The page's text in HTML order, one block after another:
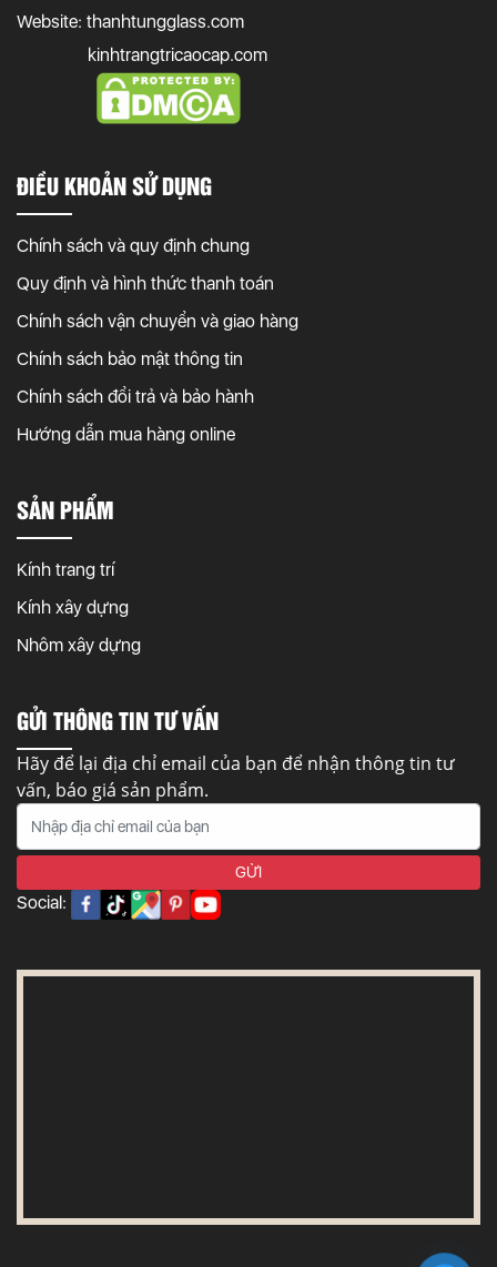
Website: thanhtungglass.com
kinhtrangtricaocap.com
ĐIỀU KHOẢN SỬ DỤNG
Chính sách và quy định chung
Quy định và hình thức thanh toán
Chính sách vận chuyển và giao hàng
Chính sách bảo mật thông tin
Chính sách đổi trả và bảo hành
Hướng dẫn mua hàng online
SẢN PHẨM
Kính trang trí
Kính xây dựng
Nhôm xây dựng
GỬI THÔNG TIN TƯ VẤN
Hãy để lại địa chỉ email của bạn để nhận thông tin tư
vấn, báo giá sản phẩm.
Social: